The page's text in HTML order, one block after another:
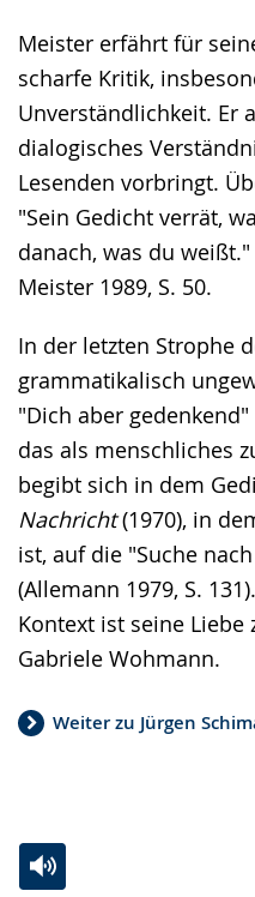
Meister erfährt für
scharfe Kritik,
Unverständlichkeit. Er
dialogisches
Lesenden vorbringt.
"Sein Gedicht verrät,
danach, was du
Meister 1989, S. 50.
In der letzten Strophe
grammatikalisch
"Dich aber
das als menschliches
begibt sich in dem
Nachricht(1970), in
ist, auf die "Suche
(Allemann 1979, S.
Kontext ist seine
Gabriele Wohmann.
Weiter zu Jürgen